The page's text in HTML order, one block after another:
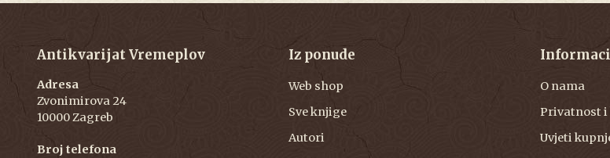
Antikvarijat Vremeplov
Adresa
Zvonimirova 24
10000 Zagreb
Broj telefona
Iz ponude
Web shop
Sve knjige
Autori
O nama
Privatnost i
Uvjeti